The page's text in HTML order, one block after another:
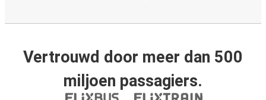
Vertrouwd door meer dan 500
miljoen passagiers.